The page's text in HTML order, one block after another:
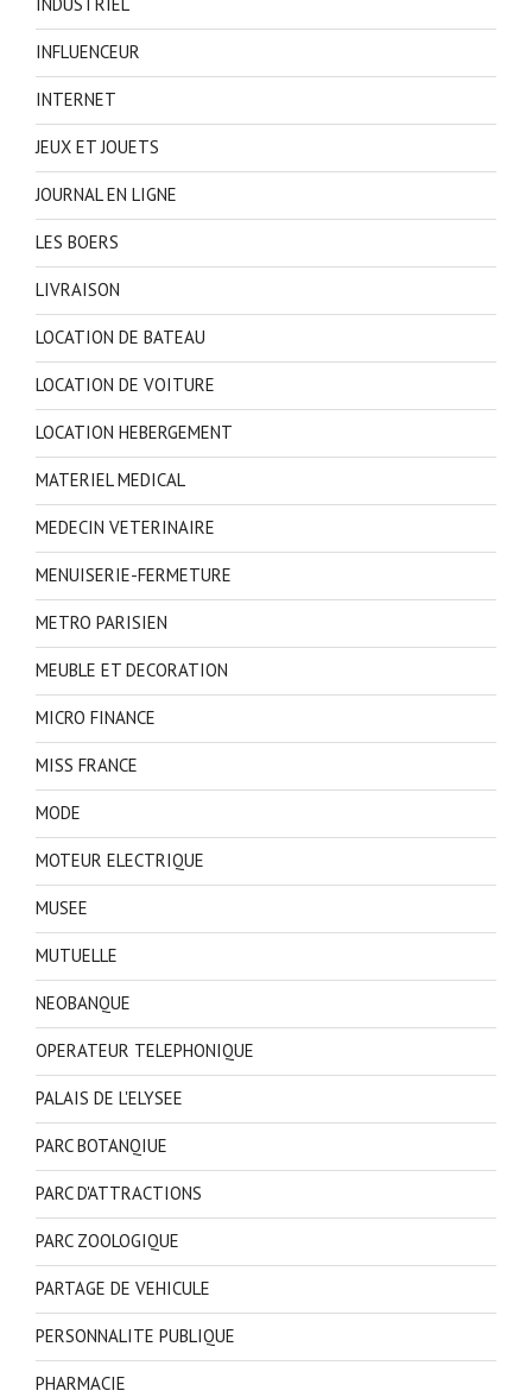
INDUSTRIEL
INFLUENCEUR
INTERNET
JEUX ET JOUETS
JOURNAL EN LIGNE
LES BOERS
LIVRAISON
LOCATION DE BATEAU
LOCATION DE VOITURE
LOCATION HEBERGEMENT
MATERIEL MEDICAL
MEDECIN VETERINAIRE
MENUISERIE-FERMETURE
METRO PARISIEN
MEUBLE ET DECORATION
MICRO FINANCE
MISS FRANCE
MODE
MOTEUR ELECTRIQUE
MUSEE
MUTUELLE
NEOBANQUE
OPERATEUR TELEPHONIQUE
PALAIS DE L'ELYSEE
PARC BOTANQIUE
PARC D'ATTRACTIONS
PARC ZOOLOGIQUE
PARTAGE DE VEHICULE
PERSONNALITE PUBLIQUE
PHARMACIE